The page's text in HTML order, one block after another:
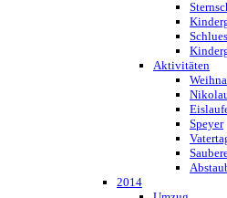
Aktivitäten
Speyer
2014